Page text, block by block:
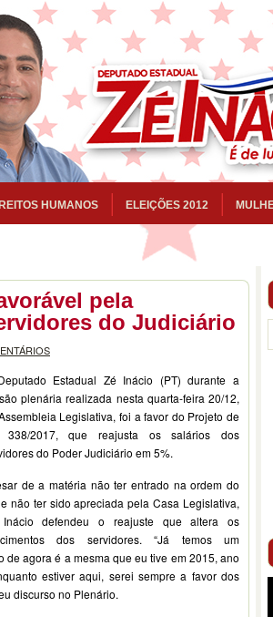
HUMANOS ELEIÇÕES 2012
pela
do Judiciário
Estadual Zé Inácio (PT) durante a
plenária realizada nesta quarta-feira 20/12,
Legislativa, foi a favor do Projeto de
338/2017, que reajusta os salários dos
do Poder Judiciário em 5%.
de a matéria não ter entrado na ordem do
não ter sido apreciada pela Casa Legislativa,
defendeu o reajuste que altera os
dos servidores. “Já temos um
agora é a mesma que eu tive em 2015, ano
estiver aqui, serei sempre a favor dos
discurso no Plenário.